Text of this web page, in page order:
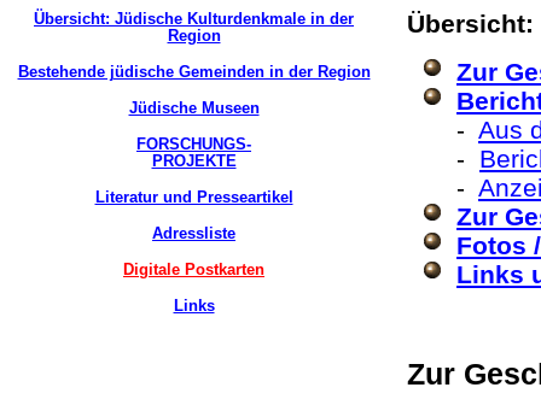
Übersicht: Jüdische Kulturdenkmale in der
Region
Bestehende jüdische Gemeinden in der Region
Jüdische Museen
FORSCHUNGS-
PROJEKTE
Literatur und Presseartikel
Adressliste
Digitale Postkarten
Links
Übersicht:
Zur
- Aus
-
-
Zur
Fotos
Links
Zur